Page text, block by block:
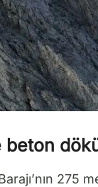
beton
275